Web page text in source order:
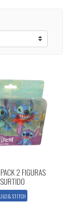
2 FIGURAS
SURTIDO
LILO & STITCH